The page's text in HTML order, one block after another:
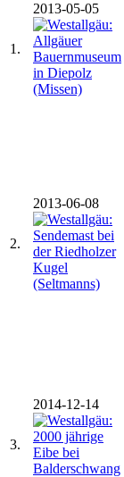
1.
2013-05-05
2.
2013-06-08
3.
2014-12-14